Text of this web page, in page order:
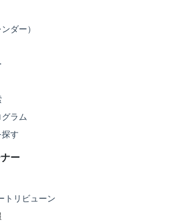
ダー）
ラム
す
ー
トリビューン